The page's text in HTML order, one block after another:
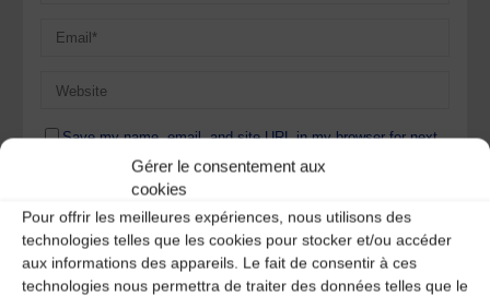
Gérer le consentement aux
cookies
Pour offrir les meilleures expériences, nous utilisons des
technologies telles que les cookies pour stocker et/ou accéder
aux informations des appareils. Le fait de consentir à ces
technologies nous permettra de traiter des données telles que le
Save my name, email, and site URL in my browser for next
time I post a comment.
Ce site utilise Akismet pour réduire les indésirables.En
savoir plus sur la façon dont les données de vos
commentaires sont traitées.